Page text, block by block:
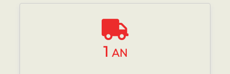
1 AN